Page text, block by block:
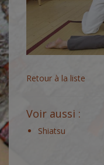
Retour à la liste
Voir aussi :
Shiatsu